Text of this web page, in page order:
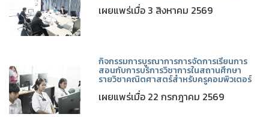
เผยแพร่เมื่อ 3 สิงหาคม 2569
กิจกรรมการบูรณาการการจัดการเรียนการ
สอนกับการบริการวิชาการในสถานศึกษา
รายวิชาคณิตศาสตร์สำหรับครูคอมพิวเตอร์
เผยแพร่เมื่อ 22 กรกฎาคม 2569
❅